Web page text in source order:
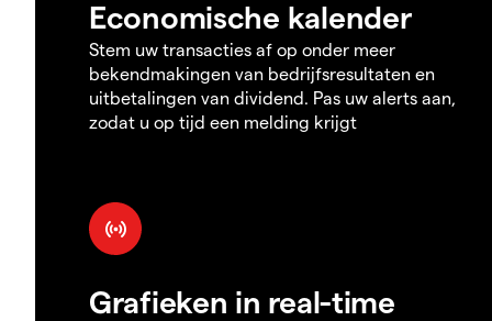
Economische kalender
Stem uw transacties af op onder meer
bekendmakingen van bedrijfsresultaten en
uitbetalingen van dividend. Pas uw alerts aan,
zodat u op tijd een melding krijgt
Grafieken in real-time